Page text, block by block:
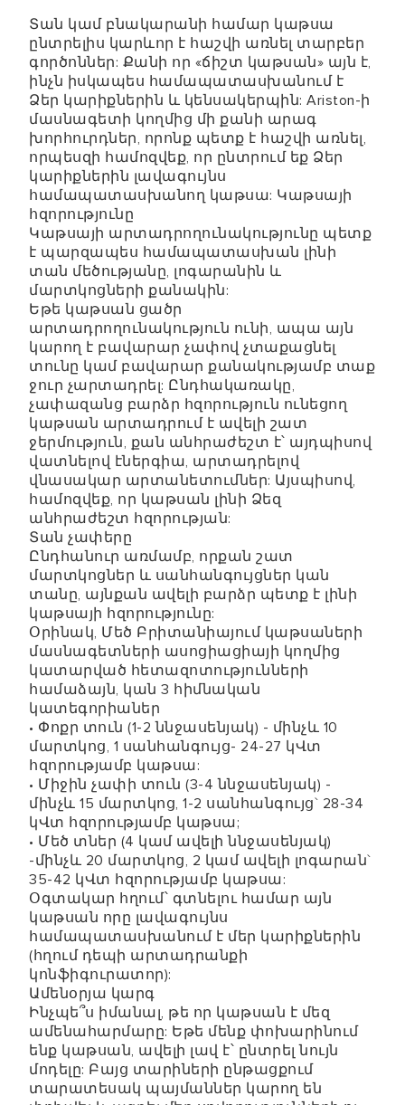
Տան կամ բնակարանի համար կաթսա
ընտրելիս կարևոր է հաշվի առնել տարբեր
գործոններ: Քանի որ «ճիշտ կաթսան» այն է,
ինչն իսկապես համապատասխանում է
Ձեր կարիքներին և կենսակերպին: Ariston-ի
մասնագետի կողմից մի քանի արագ
խորհուրդներ, որոնք պետք է հաշվի առնել,
որպեսզի համոզվեք, որ ընտրում եք Ձեր
կարիքներին լավագույնս
համապատասխանող կաթսա: Կաթսայի
հզորությունը
Կաթսայի արտադրողունակությունը պետք
է պարզապես համապատասխան լինի
տան մեծությանը, լոգարանին և
մարտկոցների քանակին:
Եթե ​​կաթսան ցածր
արտադրողունակություն ունի, ապա այն
կարող է բավարար չափով չտաքացնել
տունը կամ բավարար քանակությամբ տաք
ջուր չարտադրել: Ընդհակառակը,
չափազանց բարձր հզորություն ունեցող
կաթսան արտադրում է ավելի շատ
ջերմություն, քան անհրաժեշտ է՝ այդպիսով
վատնելով էներգիա, արտադրելով
վնասակար արտանետումներ: Այսպիսով,
համոզվեք, որ կաթսան լինի Ձեզ
անհրաժեշտ հզորության:
Տան չափերը
Ընդհանուր առմամբ, որքան շատ
մարտկոցներ և սանհանգույցներ կան
տանը, այնքան ավելի բարձր պետք է լինի
կաթսայի հզորությունը:
Օրինակ, Մեծ Բրիտանիայում կաթսաների
մասնագետների ասոցիացիայի կողմից
կատարված հետազոտությունների
համաձայն, կան 3 հիմնական
կատեգորիաներ
• Փոքր տուն (1-2 ննջասենյակ) - մինչև 10
մարտկոց, 1 սանհանգույց- 24-27 կՎտ
հզորությամբ կաթսա:
• Միջին չափի տուն (3-4 ննջասենյակ) -
մինչև 15 մարտկոց, 1-2 սանհանգույց` 28-34
կՎտ հզորությամբ կաթսա;
• Մեծ տներ (4 կամ ավելի ննջասենյակ)
-մինչև 20 մարտկոց, 2 կամ ավելի լոգարան`
35-42 կՎտ հզորությամբ կաթսա:
Օգտակար հղում՝ գտնելու համար այն
կաթսան որը լավագույնս
համապատասխանում է մեր կարիքներին
(հղում դեպի արտադրանքի
կոնֆիգուրատոր):
Ամենօրյա կարգ
Ինչպե՞ս իմանալ, թե որ կաթսան է մեզ
ամենահարմարը: Եթե ​​մենք փոխարինում
ենք կաթսան, ավելի լավ է՝ ընտրել նույն
մոդելը: Բայց տարիների ընթացքում
տարատեսակ պայմաններ կարող են